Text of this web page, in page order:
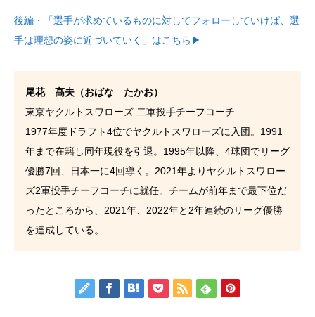
後編・「選手が求めているものに対してフォローしていけば、選
手は理想の姿に近づいていく」はこちら▶
尾花 髙夫（おばな たかお）
東京ヤクルトスワローズ 二軍投手チーフコーチ
1977年度ドラフト4位でヤクルトスワローズに入団。1991
年まで在籍し同年現役を引退。1995年以降、4球団でリーグ
優勝7回、日本一に4回導く。2021年よりヤクルトスワロー
ズ2軍投手チーフコーチに就任。チームが前年まで最下位だ
ったところから、2021年、2022年と2年連続のリーグ優勝
を達成している。